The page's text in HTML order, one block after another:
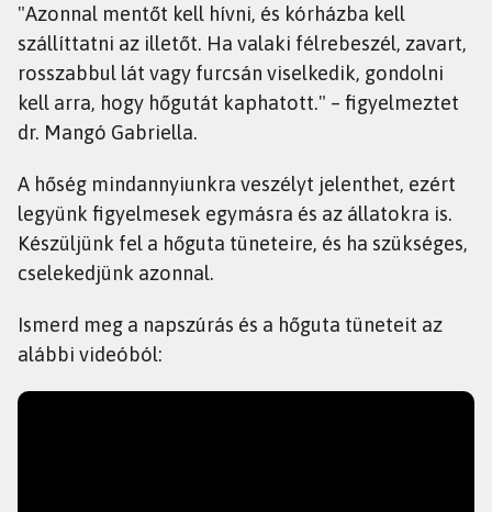
"Azonnal mentőt kell hívni, és kórházba kell
szállíttatni az illetőt. Ha valaki félrebeszél, zavart,
rosszabbul lát vagy furcsán viselkedik, gondolni
kell arra, hogy hőgutát kaphatott." – figyelmeztet
dr. Mangó Gabriella.
A hőség mindannyiunkra veszélyt jelenthet, ezért
legyünk figyelmesek egymásra és az állatokra is.
Készüljünk fel a hőguta tüneteire, és ha szükséges,
cselekedjünk azonnal.
Ismerd meg a napszúrás és a hőguta tüneteit az
alábbi videóból: